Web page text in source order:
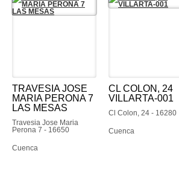
TRAVESIA JOSE
MARIA PERONA 7
LAS MESAS
Travesia Jose Maria
Perona 7 - 16650
Cuenca
CL COLON, 24
VILLARTA-001
Cl Colon, 24 - 16280
Cuenca